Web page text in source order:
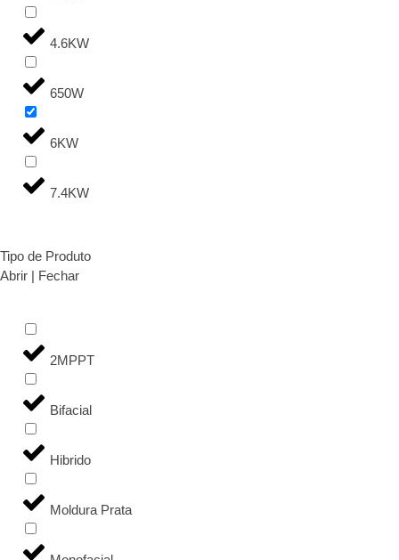
4.6KW
650W
6KW
7.4KW
Tipo de Produto
Abrir | Fechar
2MPPT
Bifacial
Hibrido
Moldura Prata